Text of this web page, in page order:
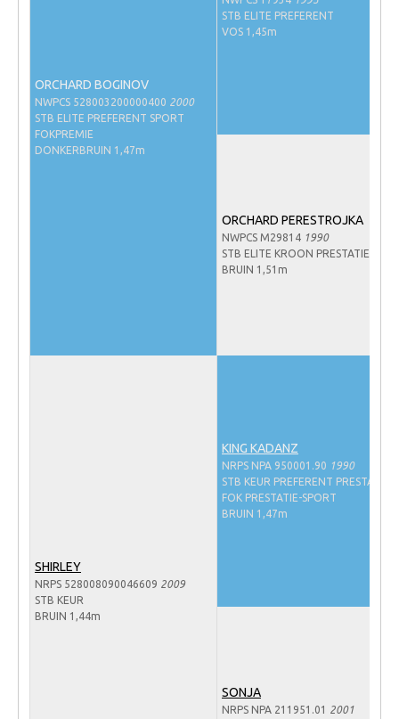
PEDIGREE ONLINE
Informatie aan je paard of pony toevoegen
Onze fokkerij
Informatie veulen registratie
Cornage
ZADEL 2026
Verrichtingsonderzoek 2024-2025
ORCHARD BOGINOV
NWPCS 528003200000400 2000
STB ELITE PREFERENT SPORT
FOKPREMIE
DONKERBRUIN 1,47m
STB ELITE PREFERENT
VOS 1,45m
ORCHARD PERESTROJKA
NWPCS M29814 1990
STB ELITE KROON PRESTATIE
BRUIN 1,51m
SHIRLEY
NRPS 528008090046609 2009
STB KEUR
BRUIN 1,44m
KING KADANZ
NRPS NPA 950001.90 1990
STB KEUR PREFERENT PRESTATIE-
FOK PRESTATIE-SPORT
BRUIN 1,47m
SONJA
NRPS NPA 211951.01 2001